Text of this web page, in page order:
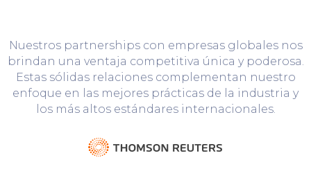
Nuestros partnerships con empresas globales nos
brindan una ventaja competitiva única y poderosa.
Estas sólidas relaciones complementan nuestro
enfoque en las mejores prácticas de la industria y
los más altos estándares internacionales.